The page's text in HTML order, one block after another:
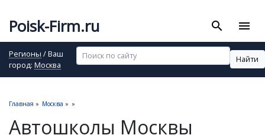
Poisk-Firm.ru search menu
Регионы / Ваш
город: Москва
Найти
Главная » Москва » »
Автошколы Москвы